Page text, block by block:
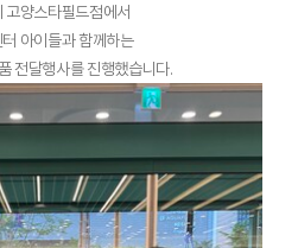
고양스타필드점에서
아이들과 함께하는
전달행사를 진행했습니다.